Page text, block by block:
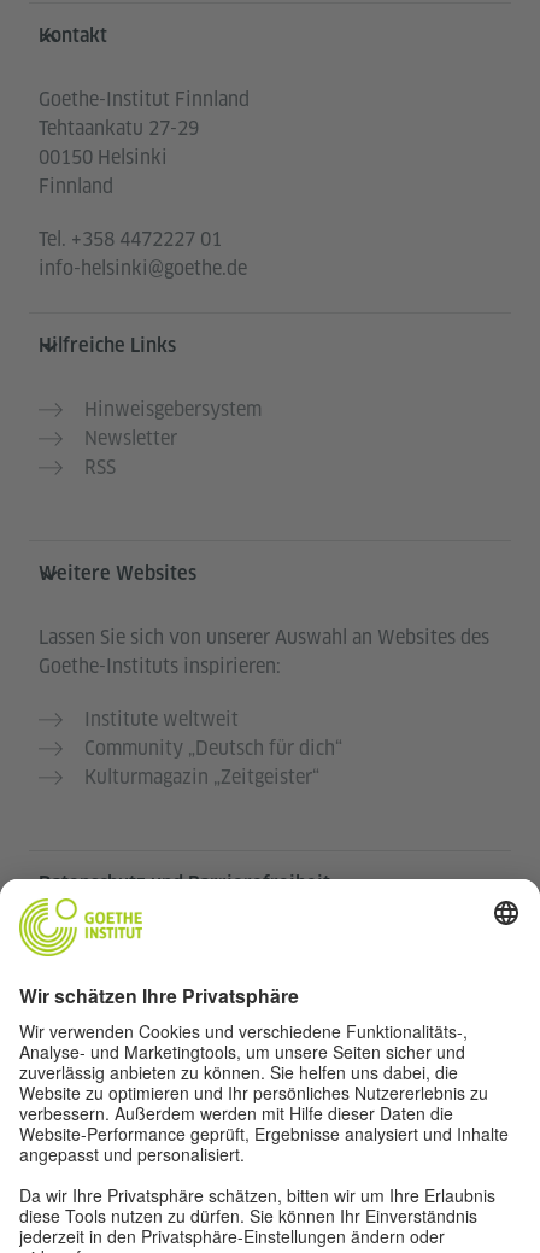
Service- und Informationsbereich
Kontakt
Goethe-Institut Finnland
Tehtaankatu 27-29
00150 Helsinki
Finnland
Tel. +358 4472227 01
info-helsinki@goethe.de
Hilfreiche Links
Hinweisgebersystem
Newsletter
RSS
Weitere Websites
Lassen Sie sich von unserer Auswahl an Websites des
Goethe-Instituts inspirieren:
Institute weltweit
Community „Deutsch für dich“
Kulturmagazin „Zeitgeister“
Datenschutz und Barrierefreiheit
Diese Website soll für möglichst viele Menschen
Daten verwenden wir gemäß unserer
Datenschutzrichtlinie.
Privatsphäre-Einstellungen
Barrierefreiheit